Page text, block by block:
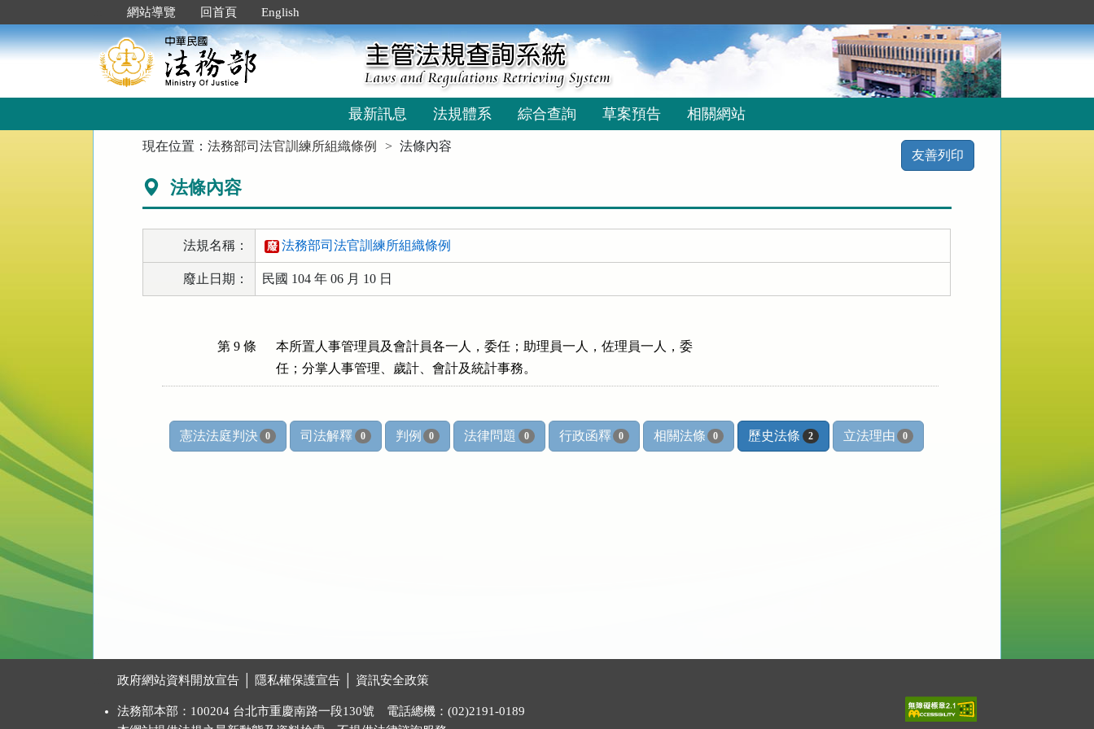
到
主
要
網站導覽 回首頁 English
最新訊息 法規體系 綜合查詢 草案預告 相關網站
現在位置：法務部司法官訓練所組織條例 法條內容
友善列印
法條內容
法規名稱： 廢 法務部司法官訓練所組織條例
廢止日期： 民國 104 年 06 月 10 日
第 9 條
本所置人事管理員及會計員各一人，委任；助理員一人，佐理員一人，委
任；分掌人事管理、歲計、會計及統計事務。
憲法法庭判決 0 司法解釋 0 判例 0 法律問題 0 行政函釋 0 相關法條 0 歷史法條 2 立法理由 0
政府網站資料開放宣告 隱私權保護宣告 資訊安全政策
法務部本部：100204 台北市重慶南路一段130號 電話總機：(02)2191-0189